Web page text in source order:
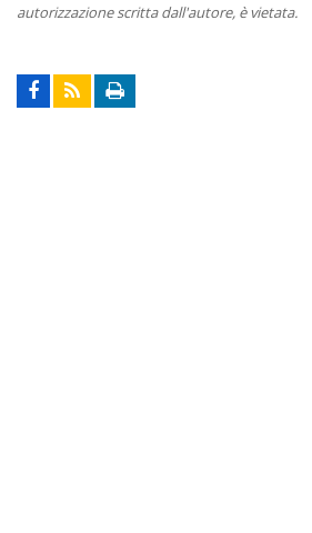
autorizzazione scritta dall'autore, è vietata.